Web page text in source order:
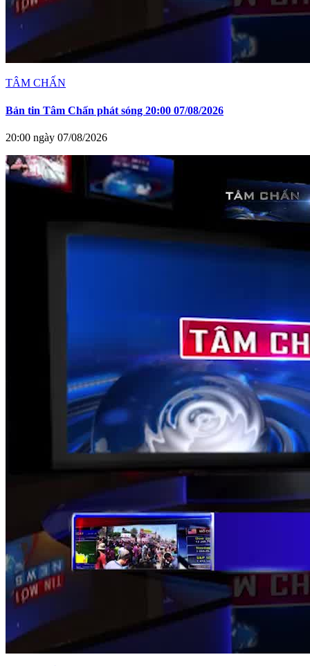
TÂM CHẤN
Bản tin Tâm Chấn phát sóng 20:00 07/08/2026
20:00 ngày 07/08/2026